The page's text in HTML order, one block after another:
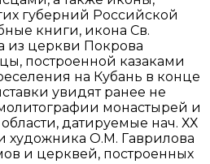
губерний Российской
книги, икона Св.
из церкви Покрова
построенной казаками
на Кубань в конце
увидят ранее не
монастырей и
датируемые нач. ХХ
художника О.М. Гаврилова
и церквей, построенных